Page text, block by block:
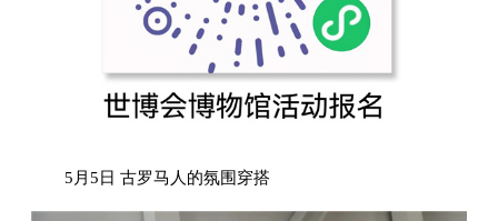
5月5日 古罗马人的氛围穿搭